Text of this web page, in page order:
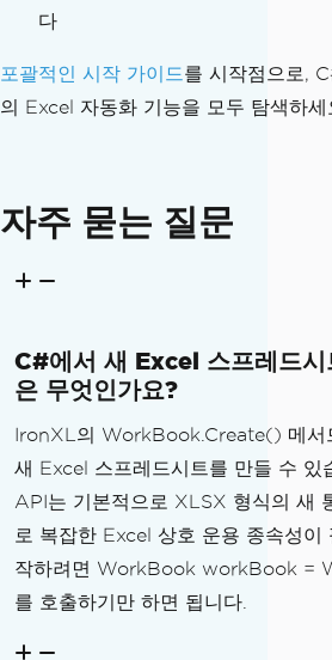
다
포괄적인 시작 가이드를 시작점으로,
의 Excel 자동화 기능을 모두 탐색하세
자주 묻는 질문
C#에서 새 Excel 스프레드시
은 무엇인가요?
IronXL의 WorkBook.Create() 메서
새 Excel 스프레드시트를 만들 수 있
API는 기본적으로 XLSX 형식의 새
로 복잡한 Excel 상호 운용 종속성이
작하려면 WorkBook workBook =
를 호출하기만 하면 됩니다.